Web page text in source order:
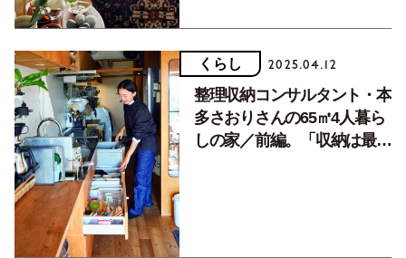
くらし 2025.04.12
整理収納コンサルタント・本
多さおりさんの65㎡4人暮ら
しの家／前編。「収納は最小